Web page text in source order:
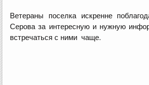
Ветераны поселка искренне
Серова за интересную и нужную
встречаться с ними чаще.